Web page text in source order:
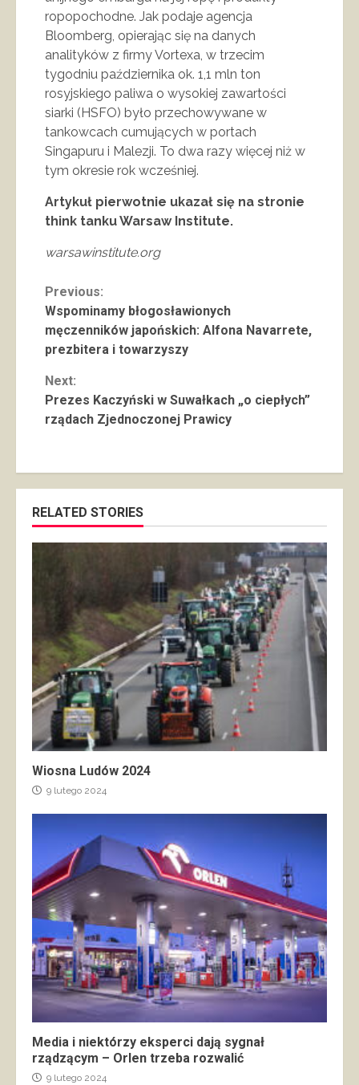
ropopochodne. Jak podaje agencja
Bloomberg, opierając się na danych
analityków z firmy Vortexa, w trzecim
tygodniu października ok. 1,1 mln ton
rosyjskiego paliwa o wysokiej zawartości
siarki (HSFO) było przechowywane w
tankowcach cumujących w portach
Singapuru i Malezji. To dwa razy więcej niż w
tym okresie rok wcześniej.
Artykuł pierwotnie ukazał się na stronie
think tanku Warsaw Institute.
warsawinstitute.org
Continue
Reading
Previous:
Wspominamy błogosławionych
męczenników japońskich: Alfona Navarrete,
prezbitera i towarzyszy
Next:
Prezes Kaczyński w Suwałkach „o ciepłych”
rządach Zjednoczonej Prawicy
RELATED STORIES
Wiosna Ludów 2024
9 lutego 2024
Media i niektórzy eksperci dają sygnał
rządzącym – Orlen trzeba rozwalić
9 lutego 2024